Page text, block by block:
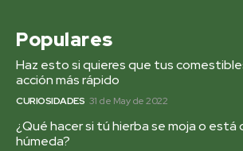
Populares
Haz esto si quieres que tus
acción más rápido
CURIOSIDADES 31 de May de 2022
¿Qué hacer si tú hierba se moja o está
húmeda?